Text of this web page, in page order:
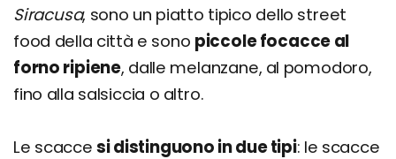
Siracusa, sono un piatto tipico dello street
food della città e sono piccole focacce al
forno ripiene, dalle melanzane, al pomodoro,
fino alla salsiccia o altro.
Le scacce si distinguono in due tipi: le scacce